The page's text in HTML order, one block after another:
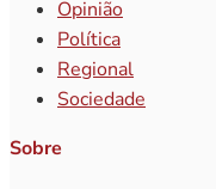
Opinião
Política
Regional
Sociedade
Sobre